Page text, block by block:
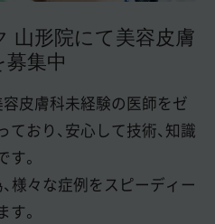
問い合わせ
山形院にて美容皮膚
集中
皮膚科未経験の医師をゼ
おり、安心して技術、知識
。
様々な症例をスピーディー
。